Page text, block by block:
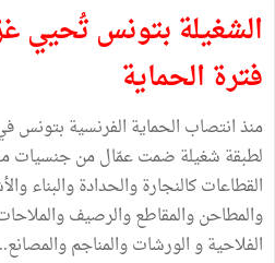
الشغيلة بتونس تُحيي
فترة الحماية
لطبقة شغيلة ضمت عمّال من جنسيات
القطاعات كالنجارة والحدادة والبناء
والمطاحن والمقاطع والرصيف
الفلاحية و الورشات والمناجم